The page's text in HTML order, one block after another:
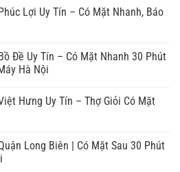
Lợi Uy Tín – Có Mặt Nhanh, Báo
Đề Uy Tín – Có Mặt Nhanh 30 Phút
Hà Nội
Hưng Uy Tín – Thợ Giỏi Có Mặt
Long Biên | Có Mặt Sau 30 Phút